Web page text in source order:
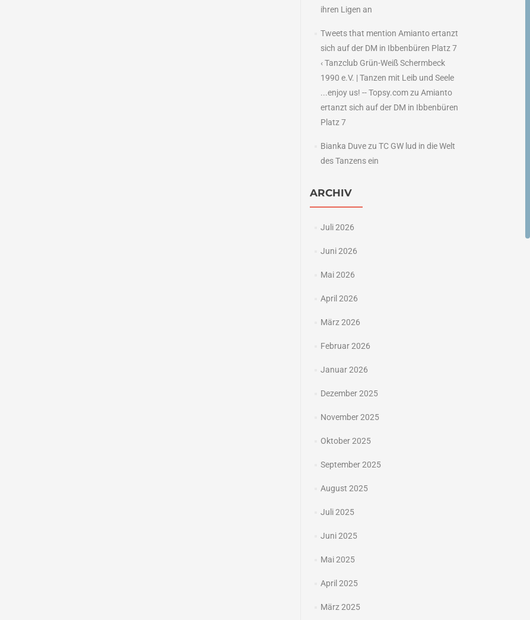
ihren Ligen an
Tweets that mention Amianto ertanzt
sich auf der DM in Ibbenbüren Platz 7
‹ Tanzclub Grün-Weiß Schermbeck
1990 e.V. | Tanzen mit Leib und Seele
...enjoy us! -- Topsy.comzu Amianto
ertanzt sich auf der DM in Ibbenbüren
Platz 7
Bianka Duvezu TC GW lud in die Welt
des Tanzens ein
ARCHIV
Juli 2026
Juni 2026
Mai 2026
April 2026
März 2026
Februar 2026
Januar 2026
Dezember 2025
November 2025
Oktober 2025
September 2025
August 2025
Juli 2025
Juni 2025
Mai 2025
April 2025
März 2025